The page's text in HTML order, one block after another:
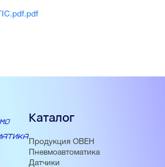
Каталог
Продукция ОВЕН
Пневмоавтоматика
Датчики